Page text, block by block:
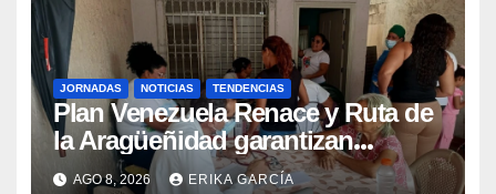
JORNADAS NOTICIAS TENDENCIAS
Plan Venezuela Renace y Ruta de
la Aragüeñidad garantizan
atención médica integral en
AGO 8, 2026 ERIKA GARCÍA